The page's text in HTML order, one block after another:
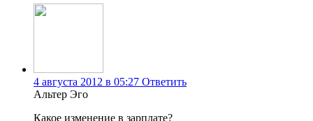
4 августа 2012 в 05:27 Ответить
Альтер Эго
Какое изменение в зарплате?